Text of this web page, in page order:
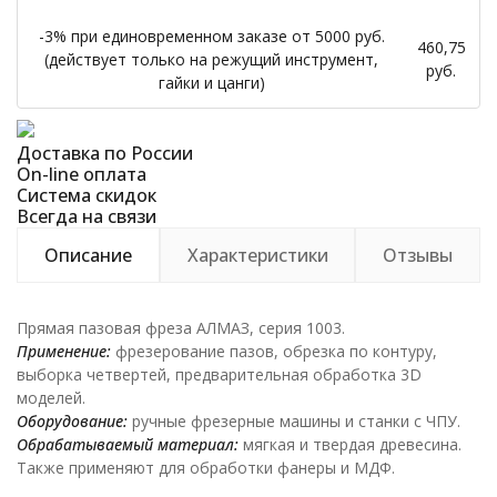
-3% при единовременном заказе от 5000 руб.
(действует только на режущий инструмент,
гайки и цанги)
460,75
руб.
Доставка по России
On-line оплата
Система скидок
Всегда на связи
Описание
Характеристики Отзывы
Прямая пазовая фреза АЛМАЗ, серия 1003.
Применение: фрезерование пазов, обрезка по контуру,
выборка четвертей, предварительная обработка 3D
моделей.
Оборудование: ручные фрезерные машины и станки с ЧПУ.
Обрабатываемый материал: мягкая и твердая древесина.
Также применяют для обработки фанеры и МДФ.